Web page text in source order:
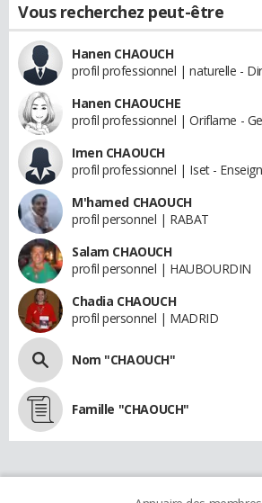
Vous recherchez peut-être
Hanen CHAOUCH
profil professionnel | naturelle -
Hanen CHAOUCHE
profil professionnel | Oriflame -
Imen CHAOUCH
profil professionnel | Iset -
M'hamed CHAOUCH
profil personnel | RABAT
Salam CHAOUCH
profil personnel | HAUBOURDIN
Chadia CHAOUCH
profil personnel | MADRID
Nom "CHAOUCH"
Famille "CHAOUCH"